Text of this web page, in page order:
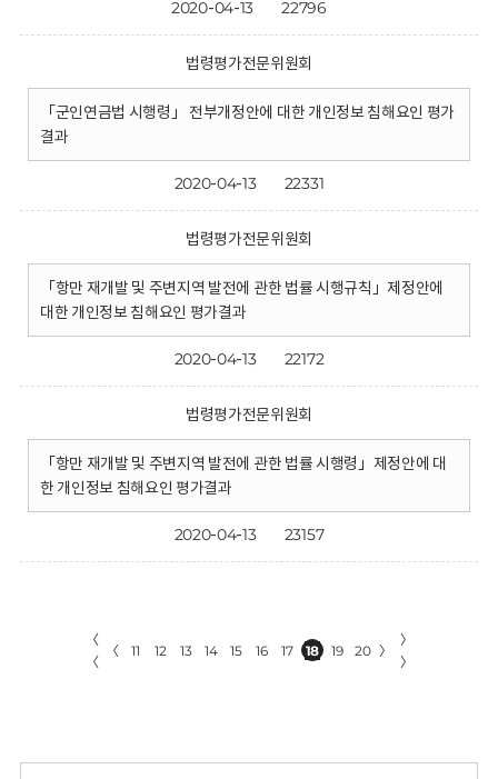
2020-04-13 22796
법령평가전문위원회
「군인연금법 시행령」 전부개정안에 대한 개인정보 침해요인 평가
결과
2020-04-13 22331
법령평가전문위원회
「항만 재개발 및 주변지역 발전에 관한 법률 시행규칙」제정안에
대한 개인정보 침해요인 평가결과
2020-04-13 22172
법령평가전문위원회
「항만 재개발 및 주변지역 발전에 관한 법률 시행령」제정안에 대
한 개인정보 침해요인 평가결과
2020-04-13 23157
〈
〈
〈 11 12 13 14 15 16 17 18 19 20 〉
〉
〉